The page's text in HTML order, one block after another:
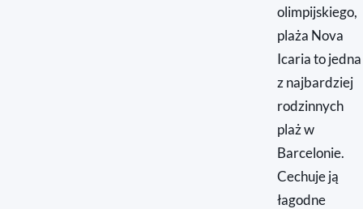
olimpijskiego,
plaża Nova
Icaria to jedna
z najbardziej
rodzinnych
plaż w
Barcelonie.
Cechuje ją
łagodne